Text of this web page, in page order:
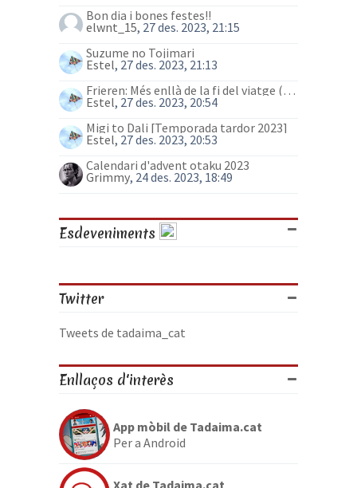
Bon dia i bones festes!!
elwnt_15, 27 des. 2023, 21:15
Suzume no Tojimari
Estel, 27 des. 2023, 21:13
Frieren: Més enllà de la fi del viatge (anime)
Estel, 27 des. 2023, 20:54
Migi to Dali [Temporada tardor 2023]
Estel, 27 des. 2023, 20:53
Calendari d'advent otaku 2023
Grimmy, 24 des. 2023, 18:49
Esdeveniments
Twitter
Tweets de tadaima_cat
Enllaços d'interès
App mòbil de Tadaima.cat
Per a Android